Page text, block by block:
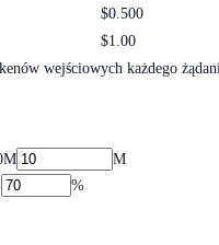
$0.500
$1.00
wejściowych każdego
M
%